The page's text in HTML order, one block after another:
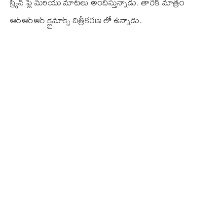
ఆర్‌ఆర్‌ఆర్ క్లైమాక్స్ చిత్రీకరణ లో ఉన్నాడు.